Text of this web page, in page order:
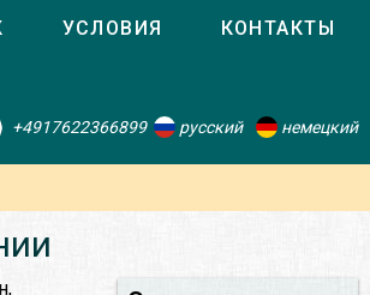
УСЛОВИЯ КОНТАКТЫ
+4917622366899 русский немецкий